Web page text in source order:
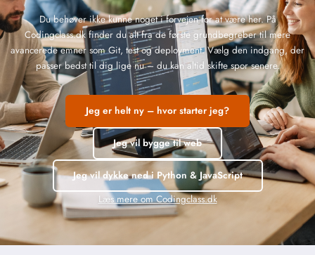
Du behøver ikke kunne noget i forvejen for at være her. På
Codingclass.dk finder du alt fra de første grundbegreber til mere
avancerede emner som Git, test og deployment. Vælg den indgang, der
passer bedst til dig lige nu – du kan altid skifte spor senere.
Jeg er helt ny – hvor starter jeg?
Jeg vil bygge til web
Jeg vil dykke ned i Python & JavaScript
Læs mere om Codingclass.dk